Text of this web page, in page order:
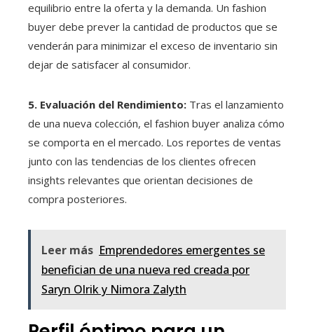
equilibrio entre la oferta y la demanda. Un fashion
buyer debe prever la cantidad de productos que se
venderán para minimizar el exceso de inventario sin
dejar de satisfacer al consumidor.
5. Evaluación del Rendimiento: Tras el lanzamiento
de una nueva colección, el fashion buyer analiza cómo
se comporta en el mercado. Los reportes de ventas
junto con las tendencias de los clientes ofrecen
insights relevantes que orientan decisiones de
compra posteriores.
Leer más Emprendedores emergentes se
benefician de una nueva red creada por
Saryn Olrik y Nimora Zalyth